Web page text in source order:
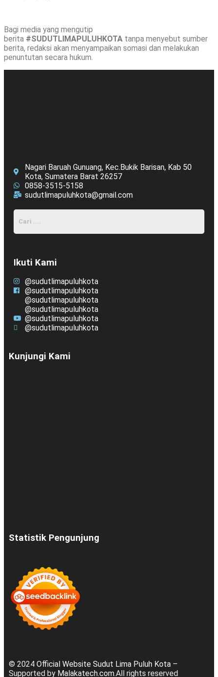
Bagi media yang mengutip
berita #SUDUTLIMAPULUHKOTA tanpa menyebut sumber
berita, redaksi akan menyampaikan somasi dan melakukan
penuntutan secara hukum.
Nagari Baruah Gunuang, Kec.Bukik Barisan, Kab 50
Kota, Sumatera Barat 26257
0858-3515-5158
sudutlimapuluhkota@gmail.com
Ikuti Kami
@sudutlimapuluhkota
@sudutlimapuluhkota
@sudutlimapuluhkota
@sudutlimapuluhkota
@sudutlimapuluhkota
@sudutlimapuluhkota
Kunjungi Kami
Statistik Pengunjung
© 2024 Official Website Sudut Lima Puluh Kota –
Supported by Malakatech.com.All rights reserved